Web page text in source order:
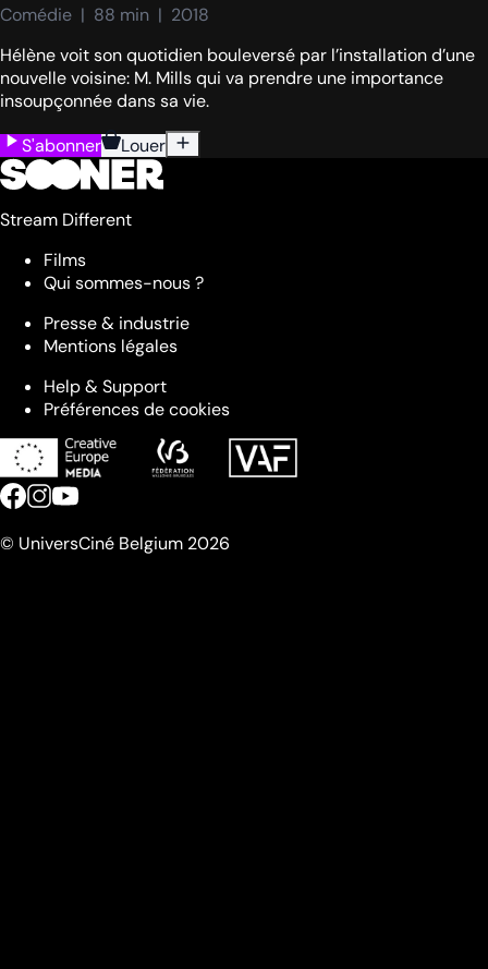
Comédie  |  88 min  |  2018
Hélène voit son quotidien bouleversé par l’installation d’une
nouvelle voisine: M. Mills qui va prendre une importance
insoupçonnée dans sa vie.
S'abonner
Louer
Stream Different
Films
Qui sommes-nous ?
Presse & industrie
Mentions légales
Help & Support
Préférences de cookies
© UniversCiné Belgium 2026